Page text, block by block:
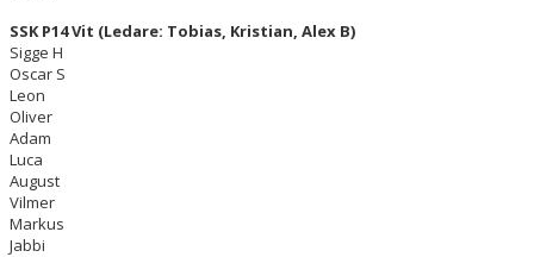
SSK P14 Vit (Ledare: Tobias, Kristian, Alex B)
Sigge H
Oscar S
Leon
Oliver
Adam
Luca
August
Vilmer
Markus
Jabbi